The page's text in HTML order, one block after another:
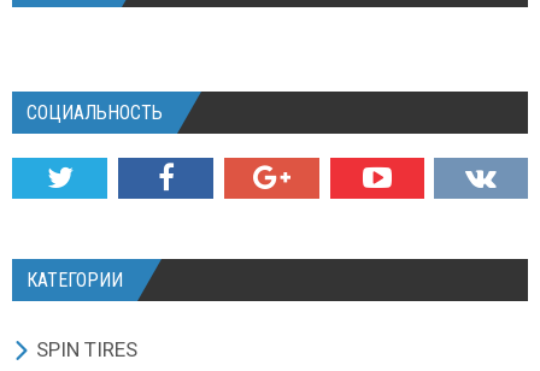
СОЦИАЛЬНОСТЬ
КАТЕГОРИИ
SPIN TIRES